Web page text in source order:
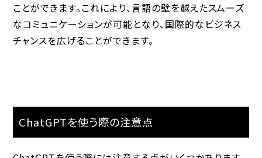
ことができます。これにより、言語の壁を越えたスムーズ
なコミュニケーションが可能となり、国際的なビジネス
チャンスを広げることができます。
ChatGPTを使う際の注意点